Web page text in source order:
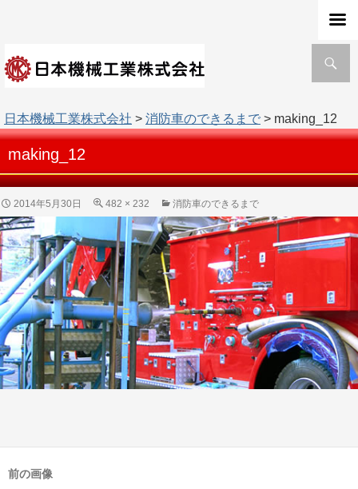
索
日本機械工業株式会社 > 消防車のできるまで > making_12
making_12
2014年5月30日 482 × 232 消防車のできるまで
前の画像